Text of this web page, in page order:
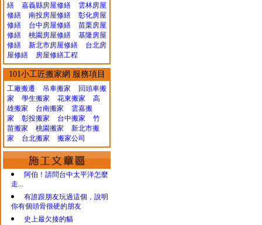
繕
嘉義縣房屋修繕
雲林房屋
修繕
南投房屋修繕
彰化房屋
修繕
台中房屋修繕
苗栗房屋
修繕
桃園房屋修繕
基隆房屋
修繕
新北市房屋修繕
台北房
屋修繕
房屋修繕工程
101小工匠搬家網 服務項目
工廠搬遷 吊車搬家
回頭車搬
家
學生搬家 花東搬家
高
雄搬家
台南搬家
雲嘉搬
家
彰投搬家 台中搬家
竹
苗搬家
桃園搬家
新北市搬
家
台北搬家 搬家公司
阿伯！請問台中太平洋怎麼
走...
有誰跟朋友玩過這個，說明
你有個頭骨很硬的朋友
史上最欠揍的貓